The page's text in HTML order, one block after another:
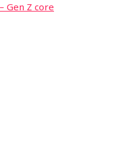
Gen Z core